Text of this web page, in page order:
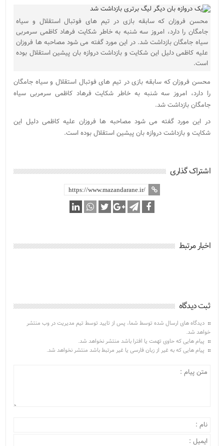
محسن فروزان که سابقه بازی در تیم های فوتبال استقلال و سیاه
جامگان را دارد، امروز سه شنبه به خاطر شکایت فرهاد کاظمی سرمربی
سیاه جامگان بازداشت شد. در این مورد گفته می شود مصاحبه ها فروزان
علیه کاظمی دلیل این شکایت و بازداشت دروازه بان پیشین استقلال بوده
است.
محسن فروزان که سابقه بازی در تیم های فوتبال استقلال و سیاه جامگان
را دارد، امروز سه شنبه به خاطر شکایت فرهاد کاظمی سرمربی سیاه
جامگان بازداشت شد.
در این مورد گفته می شود مصاحبه ها فروزان علیه کاظمی دلیل این
شکایت و بازداشت دروازه بان پیشین استقلال بوده است.
اشتراک گذاری
اخبار مرتبط
ثبت دیدگاه
دیدگاه های ارسال شده توسط شما، پس از تایید توسط تیم مدیریت در وب منتشر
خواهد شد.
پیام هایی که حاوی تهمت یا افترا باشد منتشر نخواهد شد.
پیام هایی که به غیر از زبان فارسی یا غیر مرتبط باشد منتشر نخواهد شد.